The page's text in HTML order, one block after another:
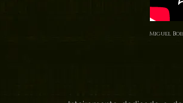
Miguel